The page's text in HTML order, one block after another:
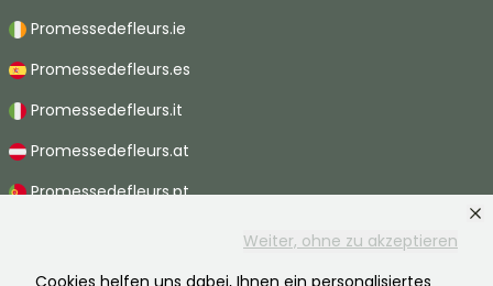
Weiter, ohne zu akzeptieren
Cookies helfen uns dabei, Ihnen ein personalisiertes
Promessedefleurs.ie
Promessedefleurs.es
Promessedefleurs.it
Promessedefleurs.at
Promessedefleurs.pt
Promessedefleurs.be